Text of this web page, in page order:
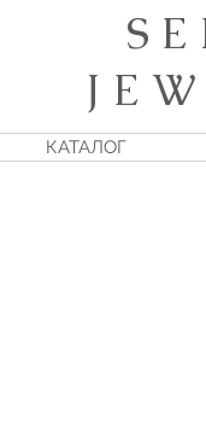
S
J E
КАТАЛОГ